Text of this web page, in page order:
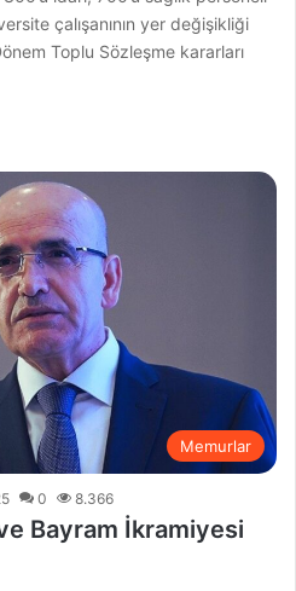
çalışanının yer değişikliği
Toplu Sözleşme kararları
Memurlar
0 8.366
Bayram İkramiyesi